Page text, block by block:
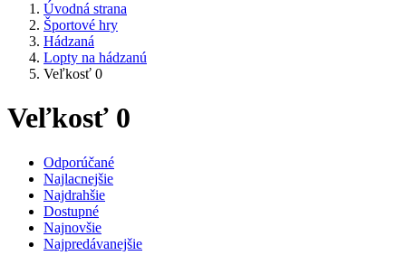
Úvodná strana
Športové hry
Hádzaná
Lopty na hádzanú
Veľkosť 0
Veľkosť 0
Odporúčané
Najlacnejšie
Najdrahšie
Dostupné
Najnovšie
Najpredávanejšie